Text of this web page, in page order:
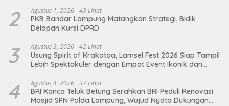
2 Agustus 1, 2026 43 Lihat
PKB Bandar Lampung Matangkan Strategi, Bidik
Delapan Kursi DPRD
3 Agustus 3, 2026 42 Lihat
Usung Spirit of Krakatoa, Lamsel Fest 2026 Siap Tampil
Lebih Spektakuler dengan Empat Event Ikonik dan
4 Agustus 4, 2026 37 Lihat
BRI Kanca Teluk Betung Serahkan BRI Peduli Renovasi
Masjid SPN Polda Lampung, Wujud Nyata Dukungan